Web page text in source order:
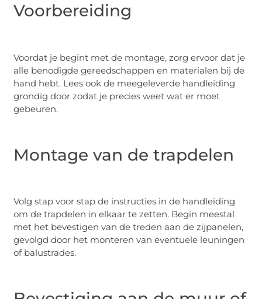
Voorbereiding
Voordat je begint met de montage, zorg ervoor dat je
alle benodigde gereedschappen en materialen bij de
hand hebt. Lees ook de meegeleverde handleiding
grondig door zodat je precies weet wat er moet
gebeuren.
Montage van de trapdelen
Volg stap voor stap de instructies in de handleiding
om de trapdelen in elkaar te zetten. Begin meestal
met het bevestigen van de treden aan de zijpanelen,
gevolgd door het monteren van eventuele leuningen
of balustrades.